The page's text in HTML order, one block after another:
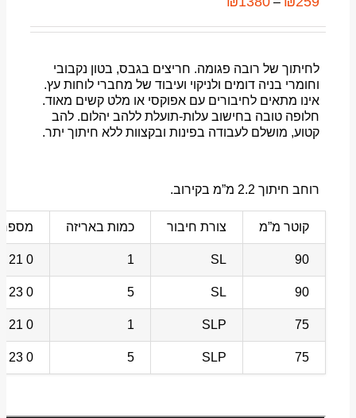
לחיתוך של רובה פגומה. חריצים בגבס, בטון נקבובי
וחומרי בניה דומים ולניקוי ועיבוד של מחברי לוחות עץ.
אינו מתאים לחיבורים עם אפוקסי או מלט קשים מאוד.
חלופה טובה בחישוב עלות-תועלת ללהב יהלום. להב
קטוע, מושלם לעבודה בפינות ובקצוות ללא חיתוך יתר.
רוחב חיתוך 2.2 מ”מ בקירוב.
קוטר מ”מ צורת חיבור כמות באריזה מספר
90
SL
1
0 21 118 02 35 6
90
SL
5
0 23 118 02 35 6
75
SLP
1
0 21 169 02 35 6
75
SLP
5
0 23 169 02 35 6